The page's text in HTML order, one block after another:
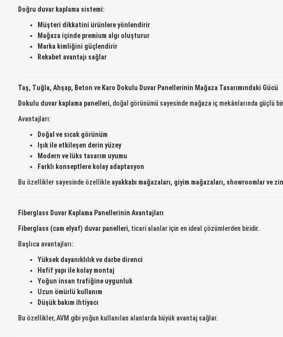
Doğru duvar kaplama sistemi:
Müşteri dikkatini ürünlere yönlendirir
Mağaza içinde premium algı oluşturur
Marka kimliğini güçlendirir
Rekabet avantajı sağlar
Taş, Tuğla, Ahşap, Beton ve Karo Dokulu Duvar Panellerinin Mağaza Tasarımındaki Gücü
Dokulu duvar kaplama panelleri, doğal görünümü sayesinde mağaza iç mekânlarında güçlü
Avantajları:
Doğal ve sıcak görünüm
Işık ile etkileşen derin yüzey
Modern ve lüks tasarım uyumu
Farklı konseptlere kolay adaptasyon
Bu özellikler sayesinde özellikle ayakkabı mağazaları, giyim mağazaları, showroomlar ve
Fiberglass Duvar Kaplama Panellerinin Avantajları
Fiberglass (cam elyaf) duvar panelleri, ticari alanlar için en ideal çözümlerden biridir.
Başlıca avantajları:
Yüksek dayanıklılık ve darbe direnci
Hafif yapı ile kolay montaj
Yoğun insan trafiğine uygunluk
Uzun ömürlü kullanım
Düşük bakım ihtiyacı
Bu özellikler, AVM gibi yoğun kullanılan alanlarda büyük avantaj sağlar.